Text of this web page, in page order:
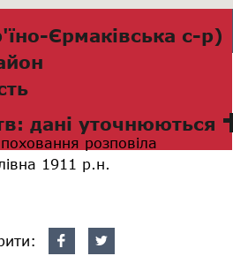
Єрмаківська с-р)
дані уточнюються
розповіла
1911 р.н.